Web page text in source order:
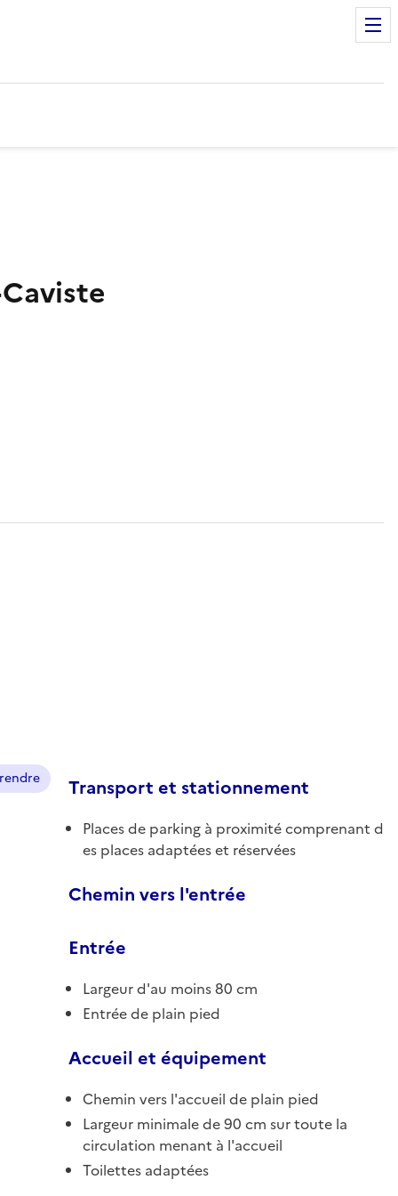
Transport et stationnement
Places de parking à proximité comprenant d
es places adaptées et réservées
Chemin vers l'entrée
Entrée
Largeur d'au moins 80 cm
Entrée de plain pied
Accueil et équipement
Chemin vers l'accueil de plain pied
Largeur minimale de 90 cm sur toute la
circulation menant à l'accueil
Toilettes adaptées